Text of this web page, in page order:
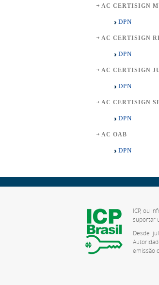
AC CERTISIGN
DPN
AC CERTISIGN
DPN
AC CERTISIGN
DPN
AC CERTISIGN
DPN
AC OAB
DPN
ICP, ou
suportar
Desde
emissão